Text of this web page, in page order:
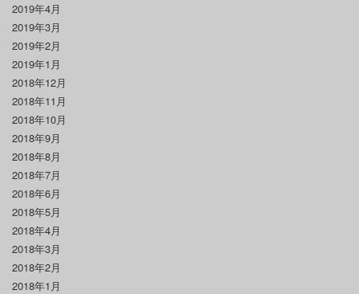
2019年4月
2019年3月
2019年2月
2019年1月
2018年12月
2018年11月
2018年10月
2018年9月
2018年8月
2018年7月
2018年6月
2018年5月
2018年4月
2018年3月
2018年2月
2018年1月